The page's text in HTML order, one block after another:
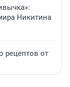
Никитина
рецептов от